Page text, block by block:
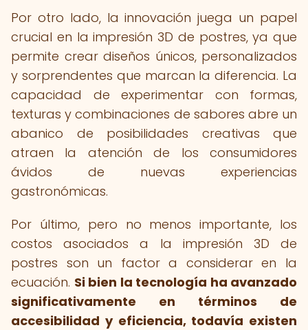
Por otro lado, la innovación juega un papel
crucial en la impresión 3D de postres, ya que
permite crear diseños únicos, personalizados
y sorprendentes que marcan la diferencia. La
capacidad de experimentar con formas,
texturas y combinaciones de sabores abre un
abanico de posibilidades creativas que
atraen la atención de los consumidores
ávidos de nuevas experiencias
gastronómicas.
Por último, pero no menos importante, los
costos asociados a la impresión 3D de
postres son un factor a considerar en la
ecuación. Si bien la tecnología ha avanzado
significativamente en términos de
accesibilidad y eficiencia, todavía existen